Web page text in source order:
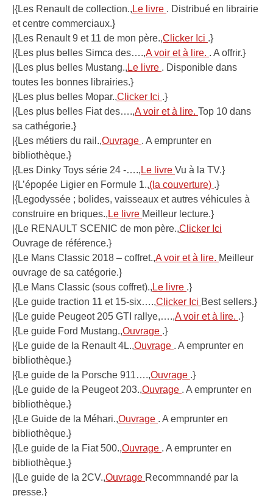
|{Les Renault de collection., Le livre . Distribué en librairie
et centre commerciaux.}
|{Les Renault 9 et 11 de mon père.,Clicker Ici .}
|{Les plus belles Simca des….,A voir et à lire. . A offrir.}
|{Les plus belles Mustang., Le livre . Disponible dans
toutes les bonnes librairies.}
|{Les plus belles Mopar.,Clicker Ici .}
|{Les plus belles Fiat des….,A voir et à lire. Top 10 dans
sa cathégorie.}
|{Les métiers du rail.,Ouvrage . A emprunter en
bibliothèque.}
|{Les Dinky Toys série 24 -…., Le livre Vu à la TV.}
|{L’épopée Ligier en Formule 1.,(la couverture) .}
|{Legodyssée ; bolides, vaisseaux et autres véhicules à
construire en briques., Le livre Meilleur lecture.}
|{Le RENAULT SCENIC de mon père.,Clicker Ici
Ouvrage de référence.}
|{Le Mans Classic 2018 – coffret.,A voir et à lire. Meilleur
ouvrage de sa catégorie.}
|{Le Mans Classic (sous coffret)., Le livre .}
|{Le guide traction 11 et 15-six….,Clicker Ici Best sellers.}
|{Le guide Peugeot 205 GTI rallye,….,A voir et à lire. .}
|{Le guide Ford Mustang.,Ouvrage .}
|{Le guide de la Renault 4L.,Ouvrage . A emprunter en
bibliothèque.}
|{Le guide de la Porsche 911….,Ouvrage .}
|{Le guide de la Peugeot 203.,Ouvrage . A emprunter en
bibliothèque.}
|{Le Guide de la Méhari.,Ouvrage . A emprunter en
bibliothèque.}
|{Le guide de la Fiat 500.,Ouvrage . A emprunter en
bibliothèque.}
|{Le guide de la 2CV.,Ouvrage Recommnandé par la
presse.}